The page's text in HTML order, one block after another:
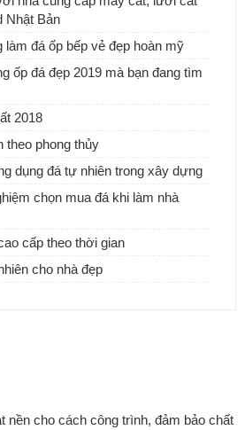
Nhật Bản
đá ốp bếp vẻ đẹp hoàn mỹ
ốp đá đẹp 2019 mà bạn đang tìm
2018
theo phong thủy
dụng đá tự nhiên trong xây dựng
chọn mua đá khi làm nhà
cấp theo thời gian
cho nhà đẹp
nền cho cách công trình, đảm bảo chất
CÔNG ĐÁ ỐP CỘT ĐÁ TRỤ CỔNG
NHÀ.
tự nhiên, xu hướng mới cho ngôi nhà
của bạn